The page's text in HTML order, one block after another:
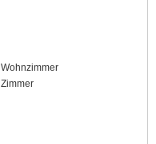
Wohnzimmer
Zimmer